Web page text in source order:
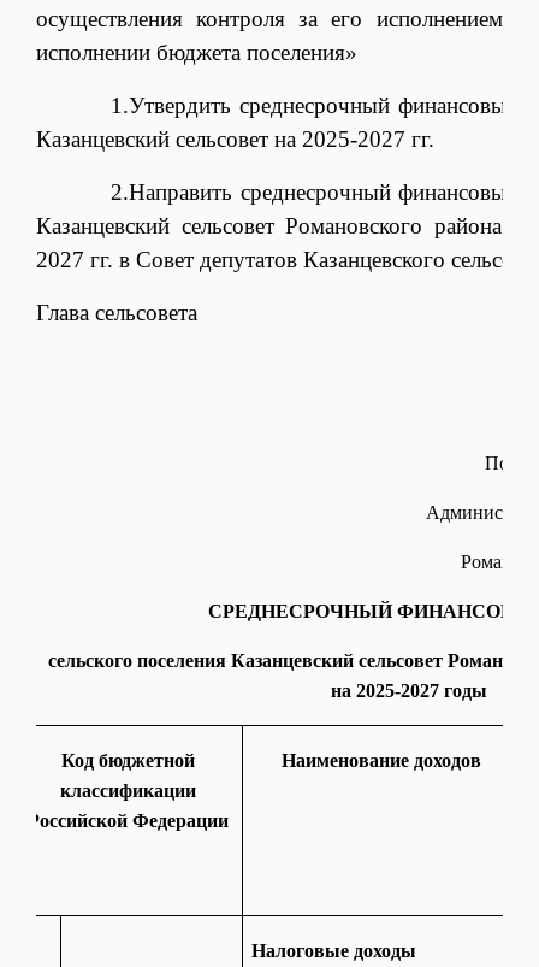
осуществления контроля за его исполнением
исполнении бюджета поселения»
1.Утвердить среднесрочный финансовый
Казанцевский сельсовет на 2025-2027 гг.
2.Направить среднесрочный финансовый
Казанцевский сельсовет Романовского района
2027 гг. в Совет депутатов Казанцевского
Глава сельсовета
СРЕДНЕСРОЧНЫЙ
сельского поселения Казанцевский сельсовет
на 2025-2027 годы
Код бюджетной
классификации
Российской Федерации
Наименование доходов
Налоговые доходы